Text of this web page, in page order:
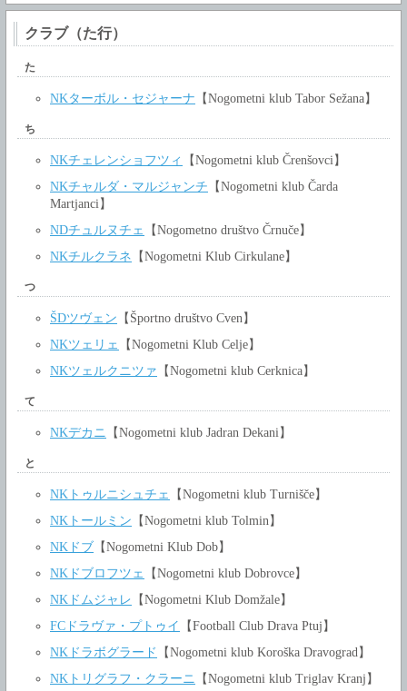
クラブ（た行）
た
NKターボル・セジャーナ 【Nogometni klub Tabor Sežana】
ち
NKチェレンショフツィ
【Nogometni klub Črenšovci】
NKチャルダ・マルジャンチ 【Nogometni klub Čarda
Martjanci】
NDチュルヌチェ
【Nogometno društvo Črnuče】
NKチルクラネ 【Nogometni Klub Cirkulane】
つ
ŠDツヴェン 【Športno društvo Cven】
NKツェリェ
【Nogometni Klub Celje】
NKツェルクニツァ 【Nogometni klub Cerknica】
て
NKデカニ 【Nogometni klub Jadran Dekani】
と
NKトゥルニシュチェ
【Nogometni klub Turnišče】
NKトールミン 【Nogometni klub Tolmin】
NKドブ 【Nogometni Klub Dob】
NKドブロフツェ
【Nogometni klub Dobrovce】
NKドムジャレ
【Nogometni Klub Domžale】
FCドラヴァ・プトゥイ
【Football Club Drava Ptuj】
NKドラボグラード
【Nogometni klub Koroška Dravograd】
NKトリグラフ・クラーニ 【Nogometni klub Triglav Kranj】